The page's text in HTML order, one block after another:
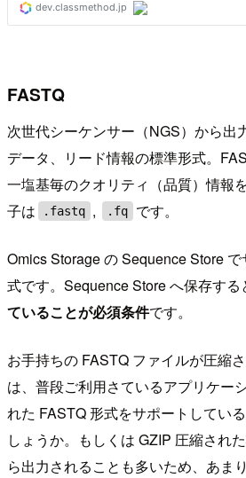
FASTQ
次世代シーケンサー（NGS）から出
データ、リード情報の標準形式。
一塩基毎のクオリティ（品質）情報
子は
.fastq , .fq です。
Omics Storage の Sequence Store
式です。Sequence Store へ保存する
ていることが必須条件です。
お手持ちの FASTQ ファイルが圧縮
は、普段ご利用さているアプリケー
れた FASTQ 形式をサポートしてい
しょうか。もしくは GZIP 圧縮され
ら出力されることも多いため、あま